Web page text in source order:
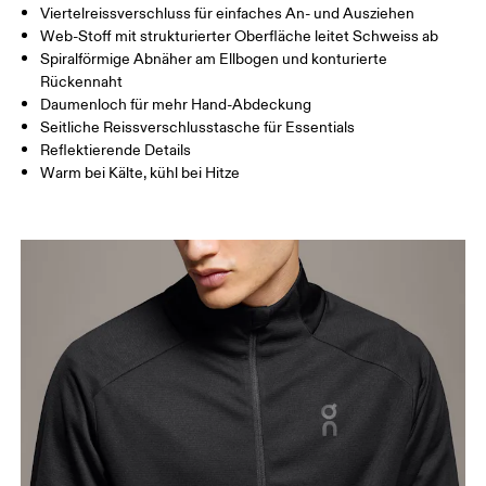
Horizontal verschieben, um mehr zu sehen
So misst du richtig
Viertelreissverschluss für einfaches An- und Ausziehen
Web-Stoff mit strukturierter Oberfläche leitet Schweiss ab
Spiralförmige Abnäher am Ellbogen und konturierte
Rückennaht
Daumenloch für mehr Hand-Abdeckung
Seitliche Reissverschlusstasche für Essentials
Reflektierende Details
Warm bei Kälte, kühl bei Hitze